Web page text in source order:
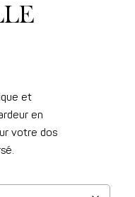
et
en
votre dos